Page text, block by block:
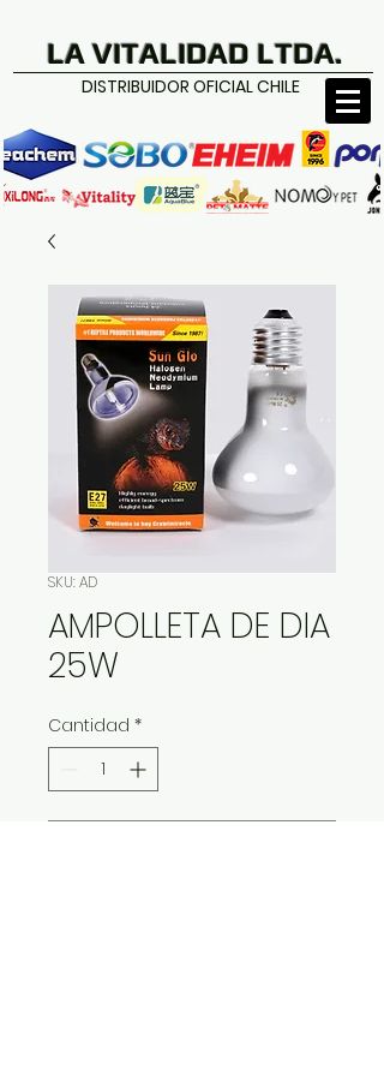
LA VITALIDAD LTDA.
DISTRIBUIDOR OFICIAL CHILE
SKU: AD
AMPOLLETA DE DIA
25W
Cantidad *